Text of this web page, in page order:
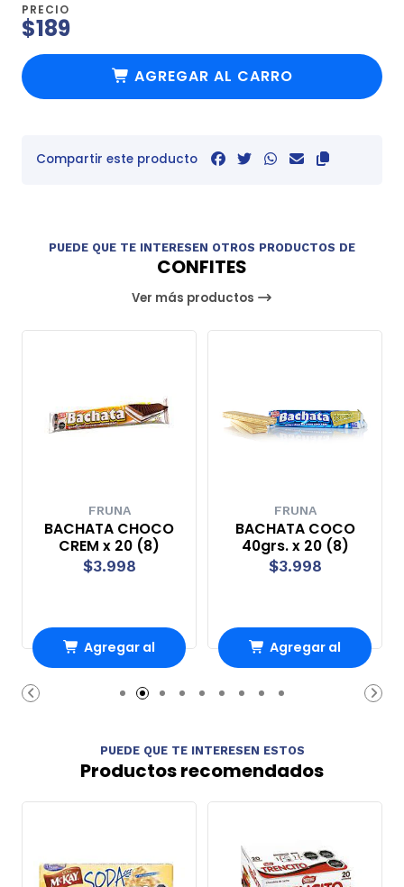
PRECIO
$189
AGREGAR AL CARRO
Compartir este producto
PUEDE QUE TE INTERESEN OTROS PRODUCTOS DE
CONFITES
Ver más productos
FRUNA
BACHATA CHOCO
CREM x 20 (8)
$3.998
Agregar al
Carro
FRUNA
BACHATA COCO
40grs. x 20 (8)
$3.998
Agregar al
Carro
PUEDE QUE TE INTERESEN ESTOS
Productos recomendados